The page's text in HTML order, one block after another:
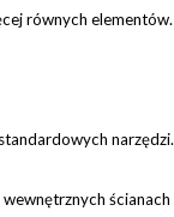
równych elementów.
narzędzi.
ścianach